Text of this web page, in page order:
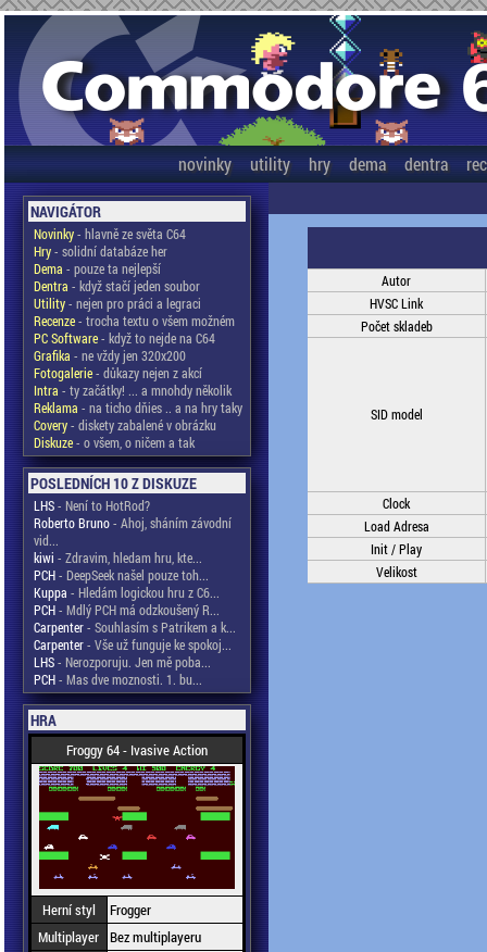
novinky utility hry dema dentra
NAVIGÁTOR
Novinky- hlavně ze světa C64
Hry- solidní databáze her
Dema - pouze ta nejlepší
Dentra - když stačí jeden soubor
Utility- nejen pro práci a legraci
Recenze- trocha textu o všem možném
PC Software- když to nejde na C64
Grafika - ne vždy jen 320x200
Fotogalerie- důkazy nejen z akcí
Intra - ty začátky! ... a mnohdy několik
Reklama - na ticho dňies .. a na hry taky
Covery- diskety zabalené v obrázku
Diskuze- o všem, o ničem a tak
POSLEDNÍCH 10 Z DISKUZE
LHS- Není to HotRod?
Roberto Bruno- Ahoj, sháním závodní
vid...
kiwi - Zdravim, hledam hru, kte...
PCH- DeepSeek našel pouze toh...
Kuppa - Hledám logickou hru z C6...
PCH- Mdlý PCH má odzkoušený R...
Carpenter- Souhlasím s Patrikem a k...
Carpenter- Vše už funguje ke spokoj...
LHS- Nerozporuju. Jen mě poba...
PCH- Mas dve moznosti. 1. bu...
HRA
Froggy 64 - Ivasive Action
Herní styl
Frogger
Multiplayer Bez multiplayeru
Autor
HVSC Link
Počet skladeb
SID model
Clock
Load Adresa
Init / Play
Velikost